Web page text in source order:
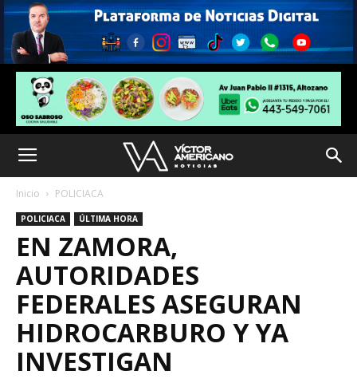
Inicio POLICIACA
POLICIACA ÚLTIMA HORA
EN ZAMORA,
AUTORIDADES
FEDERALES ASEGURAN
HIDROCARBURO Y YA
INVESTIGAN